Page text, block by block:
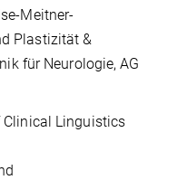
Meitner-
Plastizität &
für Neurologie, AG
Clinical Linguistics